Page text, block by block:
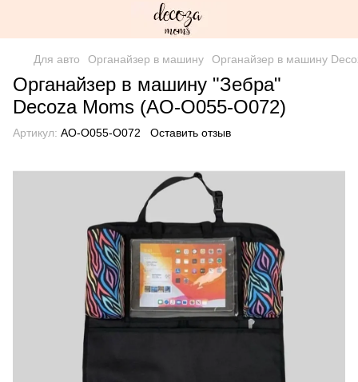
Для авто Органайзер в машину Органайзер в машину
Органайзер в машину "Зебра"
Decoza Moms (AO-O055-О072)
Артикул: AO-O055-О072 Оставить отзыв